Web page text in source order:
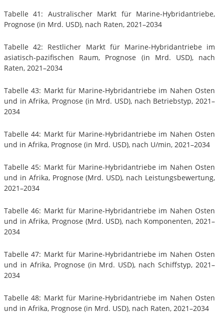
Tabelle 41: Australischer Markt für Marine-Hybridantriebe,
Prognose (in Mrd. USD), nach Raten, 2021–2034
Tabelle 42: Restlicher Markt für Marine-Hybridantriebe im
asiatisch-pazifischen Raum, Prognose (in Mrd. USD), nach
Raten, 2021–2034
Tabelle 43: Markt für Marine-Hybridantriebe im Nahen Osten
und in Afrika, Prognose (in Mrd. USD), nach Betriebstyp, 2021–
2034
Tabelle 44: Markt für Marine-Hybridantriebe im Nahen Osten
und in Afrika, Prognose (in Mrd. USD), nach U/min, 2021–2034
Tabelle 45: Markt für Marine-Hybridantriebe im Nahen Osten
und in Afrika, Prognose (Mrd. USD), nach Leistungsbewertung,
2021–2034
Tabelle 46: Markt für Marine-Hybridantriebe im Nahen Osten
und in Afrika, Prognose (Mrd. USD), nach Komponenten, 2021–
2034
Tabelle 47: Markt für Marine-Hybridantriebe im Nahen Osten
und in Afrika, Prognose (in Mrd. USD), nach Schiffstyp, 2021–
2034
Tabelle 48: Markt für Marine-Hybridantriebe im Nahen Osten
und in Afrika, Prognose (in Mrd. USD), nach Raten, 2021–2034